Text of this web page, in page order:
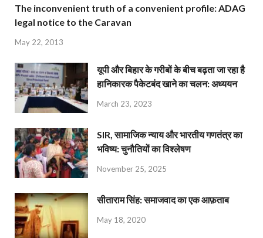
The inconvenient truth of a convenient profile: ADAG
legal notice to the Caravan
May 22, 2013
यूपी और बिहार के गरीबों के बीच बढ़ता जा रहा है
हानिकारक पैकेटबंद खाने का चलन: अध्ययन
March 23, 2023
SIR, सामाजिक न्याय और भारतीय गणतंत्र का
भविष्य: चुनौतियों का विश्लेषण
November 25, 2025
सीताराम सिंह: समाजवाद का एक आफ़ताब
May 18, 2020